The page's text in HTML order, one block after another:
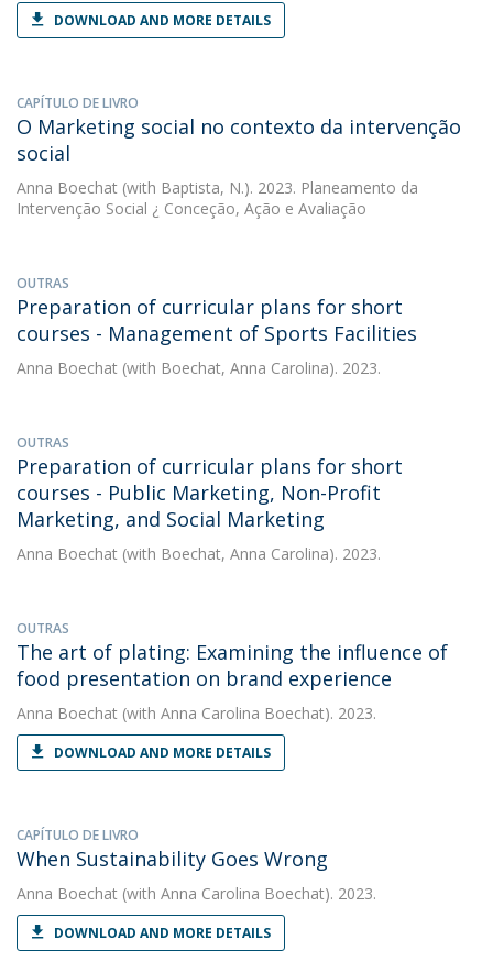
DOWNLOAD AND MORE DETAILS
CAPÍTULO DE LIVRO
O Marketing social no contexto da intervenção
social
Anna Boechat (with Baptista, N.). 2023. Planeamento da
Intervenção Social ¿ Conceção, Ação e Avaliação
OUTRAS
Preparation of curricular plans for short
courses - Management of Sports Facilities
Anna Boechat (with Boechat, Anna Carolina). 2023.
OUTRAS
Preparation of curricular plans for short
courses - Public Marketing, Non-Profit
Marketing, and Social Marketing
Anna Boechat (with Boechat, Anna Carolina). 2023.
OUTRAS
The art of plating: Examining the influence of
food presentation on brand experience
Anna Boechat (with Anna Carolina Boechat). 2023.
DOWNLOAD AND MORE DETAILS
CAPÍTULO DE LIVRO
When Sustainability Goes Wrong
Anna Boechat (with Anna Carolina Boechat). 2023.
DOWNLOAD AND MORE DETAILS